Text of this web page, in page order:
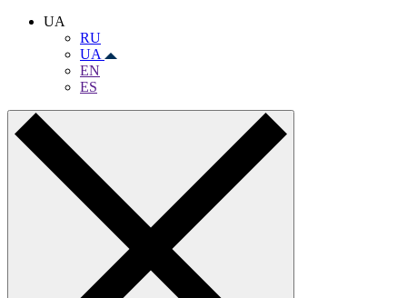
UA
RU
UA
EN
ES